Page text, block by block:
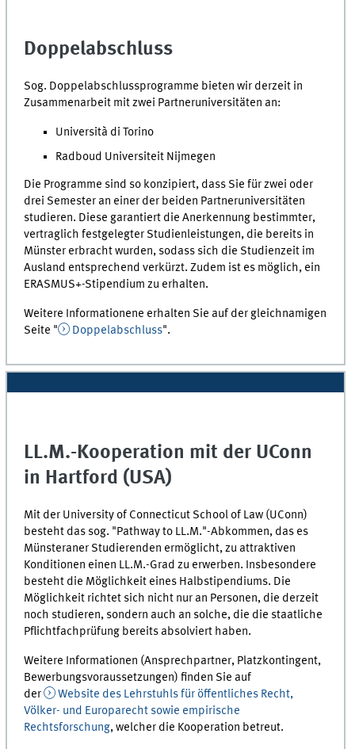
Doppelabschluss
Sog. Doppelabschlussprogramme bieten wir derzeit in
Zusammenarbeit mit zwei Partneruniversitäten an:
Università di Torino
Radboud Universiteit Nijmegen
Die Programme sind so konzipiert, dass Sie für zwei oder
drei Semester an einer der beiden Partneruniversitäten
studieren. Diese garantiert die Anerkennung bestimmter,
vertraglich festgelegter Studienleistungen, die bereits in
Münster erbracht wurden, sodass sich die Studienzeit im
Ausland entsprechend verkürzt. Zudem ist es möglich, ein
ERASMUS+-Stipendium zu erhalten.
Weitere Informationene erhalten Sie auf der gleichnamigen
Seite "
Doppelabschluss".
LL.M.-Kooperation mit der UConn
in Hartford (USA)
Mit der University of Connecticut School of Law (UConn)
besteht das sog. "Pathway to LL.M."-Abkommen, das es
Münsteraner Studierenden ermöglicht, zu attraktiven
Konditionen einen LL.M.-Grad zu erwerben. Insbesondere
besteht die Möglichkeit eines Halbstipendiums. Die
Möglichkeit richtet sich nicht nur an Personen, die derzeit
noch studieren, sondern auch an solche, die die staatliche
Pflichtfachprüfung bereits absolviert haben.
Weitere Informationen (Ansprechpartner, Platzkontingent,
Bewerbungsvoraussetzungen) finden Sie auf
der
Website des Lehrstuhls für öffentliches Recht,
Völker- und Europarecht sowie empirische
Rechtsforschung, welcher die Kooperation betreut.